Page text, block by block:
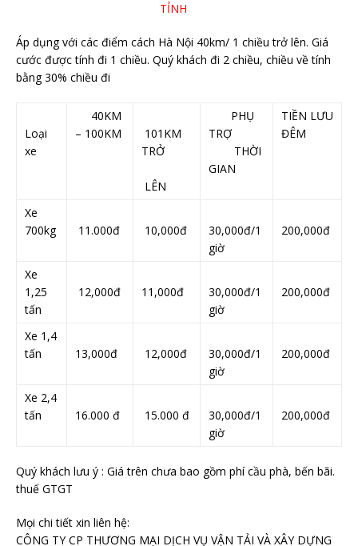
TỈNH
Áp dụng với các điểm cách Hà Nội 40km/ 1 chiều trở lên. Giá
cước được tính đi 1 chiều. Quý khách đi 2 chiều, chiều về tính
bằng 30% chiều đi
Loại
xe
40KM
– 100KM
101KM
TRỞ
LÊN
PHỤ
TRỢ
THỜI
GIAN
TIỀN LƯU
ĐÊM
Xe
700kg
11.000đ 10,000đ
30,000đ/1
giờ
200,000đ
Xe
1,25
tấn
12,000đ 11,000đ
30,000đ/1
giờ
200,000đ
Xe 1,4
tấn
13,000đ 12,000đ
30,000đ/1
giờ
200,000đ
Xe 2,4
tấn
16.000 đ 15.000 đ
30,000đ/1
giờ
200,000đ
Quý khách lưu ý : Giá trên chưa bao gồm phí cầu phà, bến bãi.
thuế GTGT
Mọi chi tiết xin liên hệ:
CÔNG TY CP THƯƠNG MẠI DỊCH VỤ VẬN TẢI VÀ XÂY DỰNG